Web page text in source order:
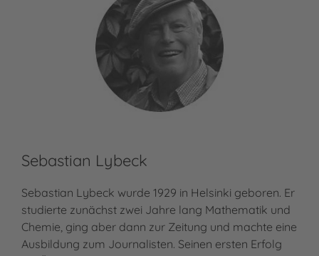
Sebastian Lybeck
Sebastian Lybeck wurde 1929 in Helsinki geboren. Er
studierte zunächst zwei Jahre lang Mathematik und
Chemie, ging aber dann zur Zeitung und machte eine
Ausbildung zum Journalisten. Seinen ersten Erfolg